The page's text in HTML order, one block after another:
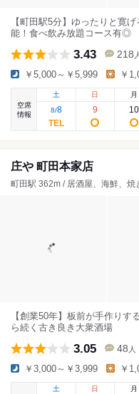
【町田駅5分】ゆったりと寛
能！食べ飲み放題コース有◎
3.43 218 人
￥5,000～￥5,999 ￥
空席
情報
土
8/8
日
9
月
10
庄や 町田本家店
町田駅 362m / 居酒屋、海鮮、焼
【創業50年】板前が手作り
ら続く古き良き大衆酒場
3.05 48 人
￥3,000～￥3,999 ￥
土
日 月